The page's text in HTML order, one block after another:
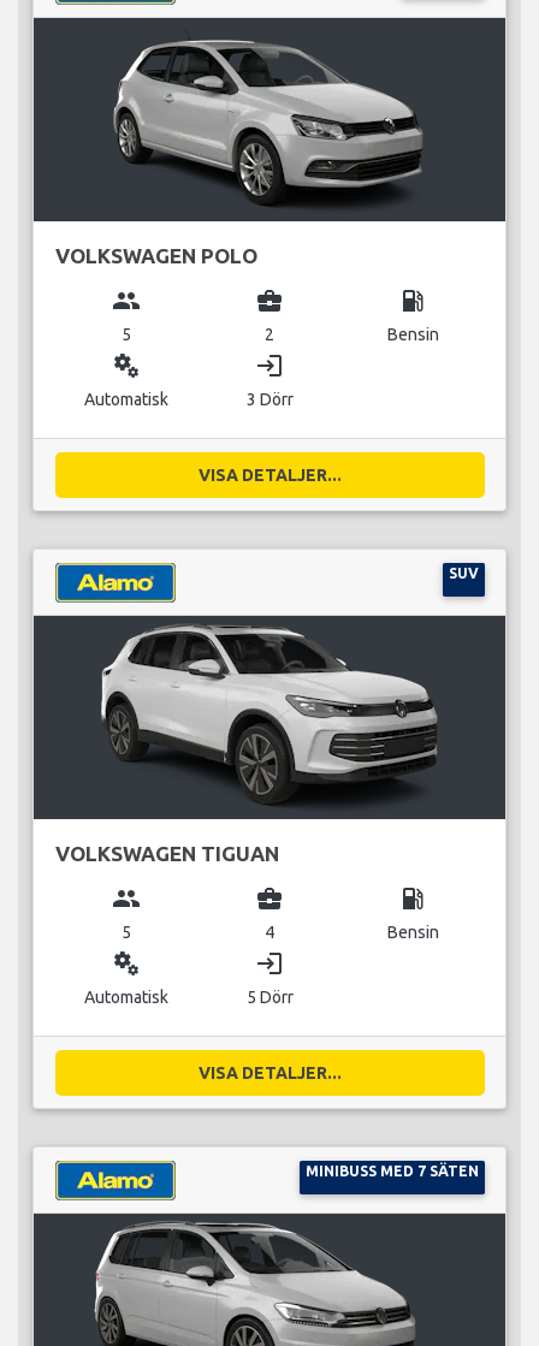
VOLKSWAGEN POLO
group
5
business_center
2
local_gas_station
Bensin
miscellaneous_services
Automatisk
login
3 Dörr
VISA DETALJER...
SUV
VOLKSWAGEN TIGUAN
group
5
business_center
4
local_gas_station
Bensin
miscellaneous_services
Automatisk
login
5 Dörr
VISA DETALJER...
MINIBUSS MED 7 SÄTEN